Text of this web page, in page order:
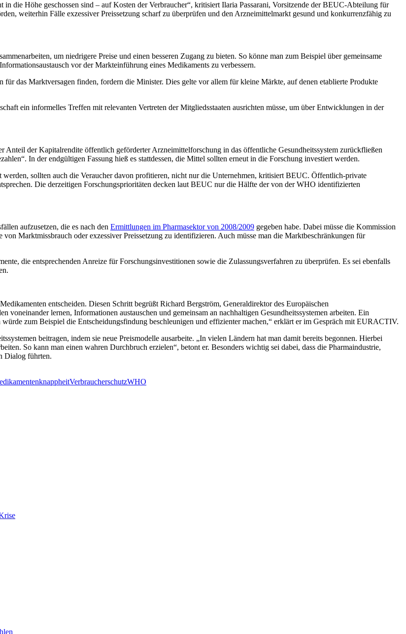
die Höhe geschossen sind – auf Kosten der Verbraucher“, kritisiert Ilaria Passarani, Vorsitzende der BEUC-Abteilung für
weiterhin Fälle exzessiver Preissetzung scharf zu überprüfen und den Arzneimittelmarkt gesund und konkurrenzfähig zu
um niedrigere Preise und einen besseren Zugang zu bieten. So könne man zum Beispiel über gemeinsame
vor der Markteinführung eines Medikaments zu verbessern.
das Marktversagen finden, fordern die Minister. Dies gelte vor allem für kleine Märkte, auf denen etablierte Produkte
ein informelles Treffen mit relevanten Vertreten der Mitgliedsstaaten ausrichten müsse, um über Entwicklungen in der
Anteil der Kapitalrendite öffentlich geförderter Arzneimittelforschung in das öffentliche Gesundheitssystem zurückfließen
In der endgültigen Fassung hieß es stattdessen, die Mittel sollten erneut in die Forschung investiert werden.
sollten auch die Veraucher davon profitieren, nicht nur die Unternehmen, kritisiert BEUC. Öffentlich-private
Die derzeitigen Forschungsprioritäten decken laut BEUC nur die Hälfte der von der WHO identifizierten
aufzusetzen, die es nach den Ermittlungen im Pharmasektor von 2008/2009 gegeben habe. Dabei müsse die Kommission
Marktmissbrauch oder exzessiver Preissetzung zu identifizieren. Auch müsse man die Marktbeschränkungen für
die entsprechenden Anreize für Forschungsinvestitionen sowie die Zulassungsverfahren zu überprüfen. Es sei ebenfalls
entscheiden. Diesen Schritt begrüßt Richard Bergström, Generaldirektor des Europäischen
lernen, Informationen austauschen und gemeinsam an nachhaltigen Gesundheitssystemen arbeiten. Ein
zum Beispiel die Entscheidungsfindung beschleunigen und effizienter machen,“ erklärt er im Gespräch mit EURACTIV.
beitragen, indem sie neue Preismodelle ausarbeite. „In vielen Ländern hat man damit bereits begonnen. Hierbei
So kann man einen wahren Durchbruch erzielen“, betont er. Besonders wichtig sei dabei, dass die Pharmaindustrie,
Dialog führten.
VerbraucherschutzWHO